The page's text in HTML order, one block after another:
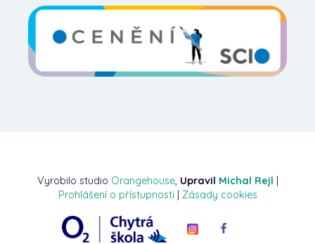
Vyrobilo studio Orangehouse, Upravil Michal Rejl |
Prohlášení o přístupnosti | Zásady cookies